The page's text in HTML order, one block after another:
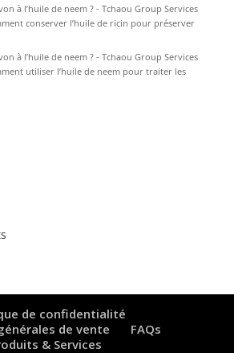
à l’huile de neem ? - Tchaou Group Services
conserver l’huile de ricin pour préserver
à l’huile de neem ? - Tchaou Group Services
utiliser l’huile de neem pour traiter les
de confidentialité
de vente
FAQs
& Services